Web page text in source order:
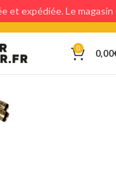
0 0,00
et expédiée. Le magasin
ne sera possible.